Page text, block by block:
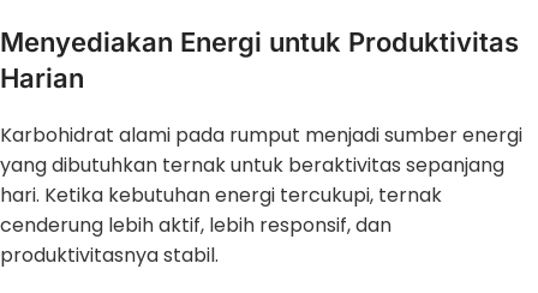
Menyediakan Energi untuk Produktivitas
Harian
Karbohidrat alami pada rumput menjadi sumber energi
yang dibutuhkan ternak untuk beraktivitas sepanjang
hari. Ketika kebutuhan energi tercukupi, ternak
cenderung lebih aktif, lebih responsif, dan
produktivitasnya stabil.